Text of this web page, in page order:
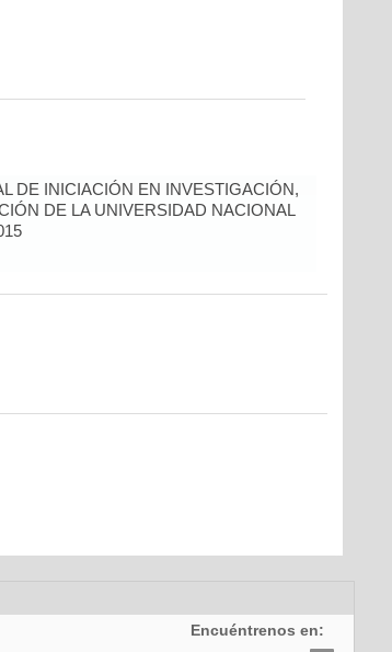
DE INICIACIÓN EN INVESTIGACIÓN,
DE LA UNIVERSIDAD NACIONAL
Encuéntrenos en: